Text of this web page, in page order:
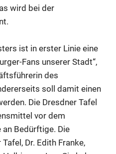
wird bei der
ist in erster Linie eine
Fans unserer Stadt“,
des
soll damit einen
Die Dresdner Tafel
vor dem
Bedürftige. Die
Dr. Edith Franke,